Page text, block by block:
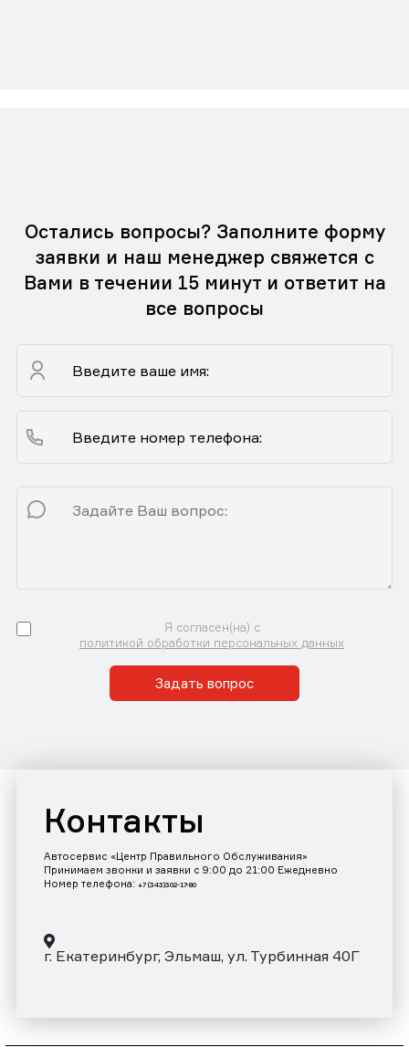
Остались вопросы? Заполните форму
заявки и наш менеджер свяжется с
Вами в течении 15 минут и ответит на
все вопросы
Я согласен(на) с
политикой обработки персональных данных
Задать вопрос
Контакты
Автосервис «Центр Правильного Обслуживания»
Принимаем звонки и заявки с 9:00 до 21:00 Ежедневно
Номер телефона: +7 (343)302-17-80
г. Екатеринбург, Эльмаш, ул. Турбинная 40Г